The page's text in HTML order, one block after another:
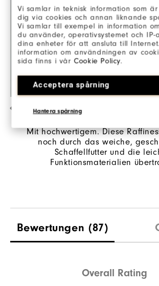
Vi samlar in teknisk information som
dig via cookies och annan liknande
Vi samlar till exempel in information
du använder, operativsystemet och IP-
dina enheter för att ansluta till
information om användningen av
sida finns i vårCookie Policy.
Acceptera spårning
Hantera spårning
EXQUISITE HANDWERKSKUNST
Mit hochwertigem. Diese
noch durch das weiche,
Schaffellfutter und die
Funktionsmaterialien
Bewertungen (87)
Overall Rating